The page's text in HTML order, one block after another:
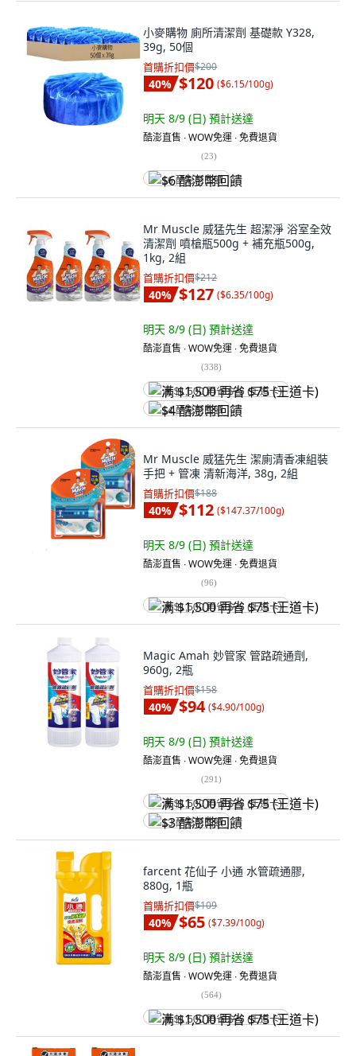
小麥購物 廁所清潔劑 基礎款 Y328,
39g, 50個
首購折扣價$200
40% $120 ($6.15/100g)
明天 8/9 (日) 預計送達
酷澎直售 ∙ WOW免運 ∙ 免費退貨
(23)
$6 酷澎幣回饋
Mr Muscle 威猛先生 超潔淨 浴室全效
清潔劑 噴槍瓶500g + 補充瓶500g,
1kg, 2組
首購折扣價$212
40% $127 ($6.35/100g)
明天 8/9 (日) 預計送達
酷澎直售 ∙ WOW免運 ∙ 免費退貨
(338)
满 $1,500 再省 $75 (王道卡)
$4 酷澎幣回饋
Mr Muscle 威猛先生 潔廁清香凍組裝
手把 + 管凍 清新海洋, 38g, 2組
首購折扣價$188
40% $112 ($147.37/100g)
明天 8/9 (日) 預計送達
酷澎直售 ∙ WOW免運 ∙ 免費退貨
(96)
满 $1,500 再省 $75 (王道卡)
Magic Amah 妙管家 管路疏通劑,
960g, 2瓶
首購折扣價$158
40% $94 ($4.90/100g)
明天 8/9 (日) 預計送達
酷澎直售 ∙ WOW免運 ∙ 免費退貨
(291)
满 $1,500 再省 $75 (王道卡)
$3 酷澎幣回饋
farcent 花仙子 小通 水管疏通膠,
880g, 1瓶
首購折扣價$109
40% $65 ($7.39/100g)
明天 8/9 (日) 預計送達
酷澎直售 ∙ WOW免運 ∙ 免費退貨
(564)
满 $1,500 再省 $75 (王道卡)